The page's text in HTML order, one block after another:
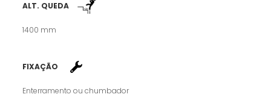
ALT. QUEDA
1400 mm
FIXAÇÃO
Enterramento ou chumbador